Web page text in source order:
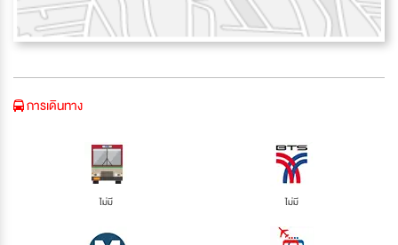
การเดินทาง
ไม่มี ไม่มี